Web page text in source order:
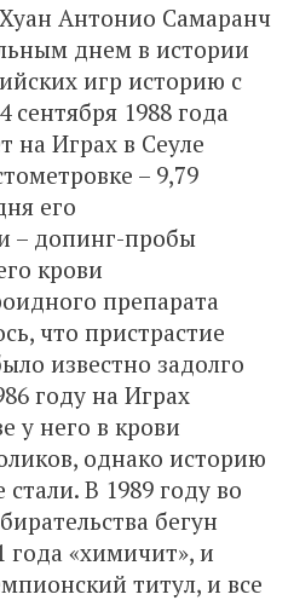
Антонио Самаранч
днем в истории
игр историю с
1988 года
на Играх в Сеуле
– 9,79
его
– допинг-пробы
крови
препарата
что пристрастие
известно задолго
году на Играх
у него в крови
однако историю
стали. В 1989 году во
бегун
года «химичит», и
титул, и все